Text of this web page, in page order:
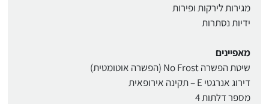
מגירות לירקות ופירות
ידיות נסתרות
מאפיינים
שיטת הפשרה No Frost (הפשרה אוטומטית)
דירוג אנרגטי E – תקינה אירופאית
מספר דלתות 4